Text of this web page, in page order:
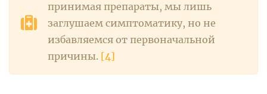
принимая препараты, мы лишь
заглушаем симптоматику, но не
избавляемся от первоначальной
причины. [4]